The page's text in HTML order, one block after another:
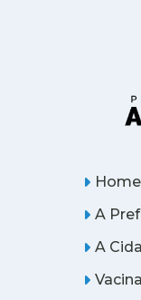
Home
A
A